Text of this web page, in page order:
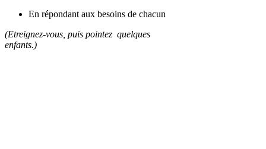
En répondant aux besoins de chacun
(Etreignez-vous, puis pointez quelques
enfants.)